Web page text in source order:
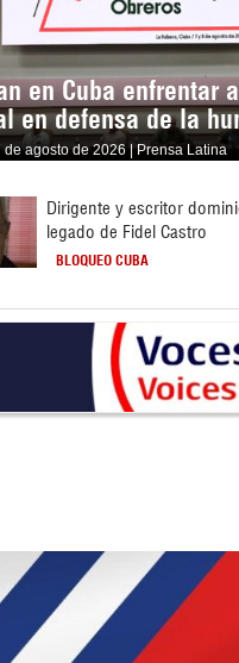
en Cuba enfrentar
en defensa de la
de agosto de 2026 | Prensa Latina
Dirigente y escritor
legado de Fidel Castro
BLOQUEO CUBA